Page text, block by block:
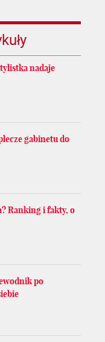
nadaje
gabinetu do
Ranking i fakty, o
po